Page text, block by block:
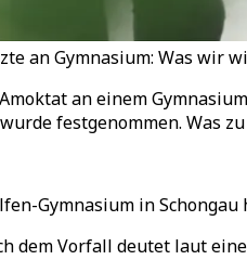
an Gymnasium: Was wir
an einem
festgenommen. Was
Gymnasium in
dem Vorfall deutet laut